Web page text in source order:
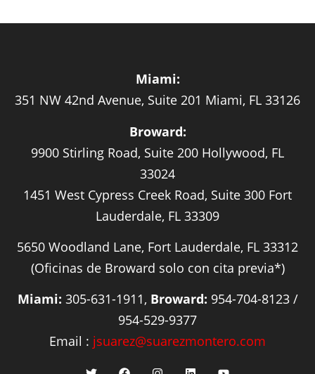
Miami:
351 NW 42nd Avenue, Suite 201 Miami, FL 33126
Broward:
9900 Stirling Road, Suite 200 Hollywood, FL
33024
1451 West Cypress Creek Road, Suite 300 Fort
Lauderdale, FL 33309
5650 Woodland Lane, Fort Lauderdale, FL 33312
(Oficinas de Broward solo con cita previa*)
Miami: 305-631-1911, Broward: 954-704-8123 /
954-529-9377
Email : jsuarez@suarezmontero.com